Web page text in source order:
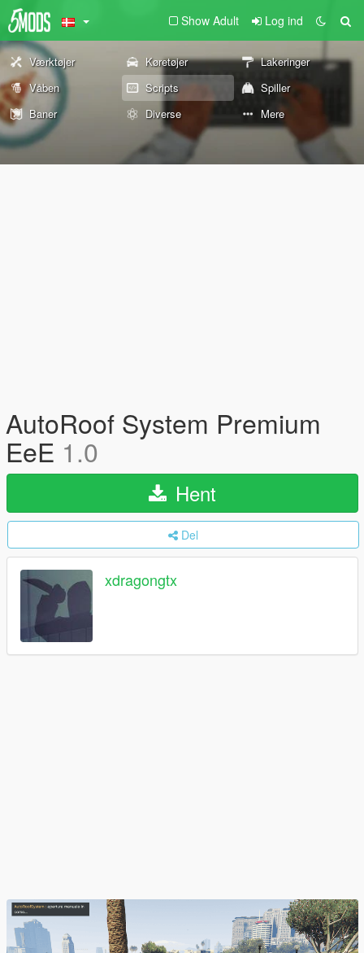
Show Adult Log ind
Værktøjer Køretøjer
Lakeringer
Våben
Scripts
Spiller
Baner
Diverse Mere
AutoRoof System Premium
EeE 1.0
Hent
Del
xdragongtx